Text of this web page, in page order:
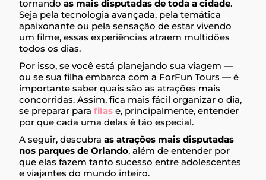
tornandoas mais disputadas de toda a cidade.
Seja pela tecnologia avançada, pela temática
apaixonante ou pela sensação de estar vivendo
um filme, essas experiências atraem multidões
todos os dias.
Por isso, se você está planejando sua viagem —
ou se sua filha embarca com a ForFun Tours — é
importante saber quais são as atrações mais
concorridas. Assim, fica mais fácil organizar o dia,
se preparar parafilase, principalmente, entender
por que cada uma delas é tão especial.
A seguir, descubraas atrações mais disputadas
nos parques de Orlando, além de entender por
que elas fazem tanto sucesso entre adolescentes
e viajantes do mundo inteiro.